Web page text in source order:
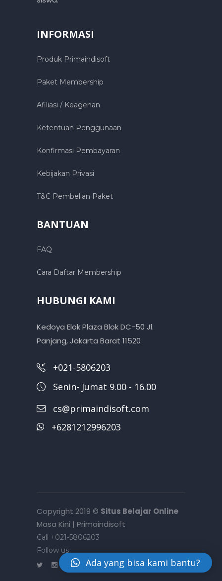
INFORMASI
Produk Primaindisoft
Paket Membership
Afiliasi / Keagenan
Ketentuan Penggunaan
Konfirmasi Pembayaran
Kebijakan Privasi
T&C Pembelian Paket
BANTUAN
FAQ
Cara Daftar Membership
HUBUNGI KAMI
Kedoya Elok Plaza Blok DC-50 Jl.
Panjang, Jakarta Barat 11520
+021-5806203
Senin- Jumat 9.00 - 16.00
cs@primaindisoft.com
+6281212996203
Copyright 2019 © Situs Belajar Online
Masa Kini | Primaindisoft
Call +021-5806203
Follow us
Ada yang bisa kami bantu?